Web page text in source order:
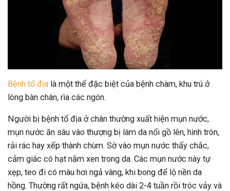
Bệnh tổ địa là một thể đặc biệt của bệnh chàm, khu trú ở
lòng bàn chân, rìa các ngón.
Người bị bệnh tổ địa ở chân thường xuất hiện mụn nước,
mụn nước ăn sâu vào thượng bị làm da nổi gồ lên, hình tròn,
rải rác hay xếp thành chùm. Sờ vào mụn nước thấy chắc,
cảm giác có hạt nằm xen trong da. Các mụn nước này tự
xẹp, teo đi có màu hơi ngả vàng, khi bong để lộ nền da
hồng. Thường rất ngứa, bệnh kéo dài 2-4 tuần rồi tróc vảy và